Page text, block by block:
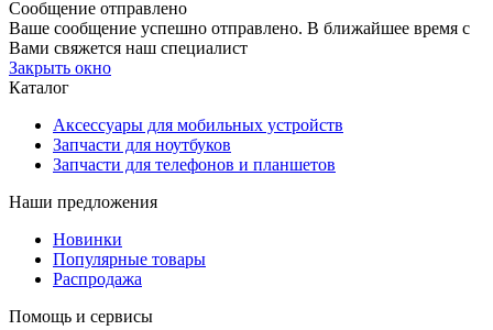
Сообщение отправлено
Ваше сообщение успешно отправлено. В ближайшее время с
Вами свяжется наш специалист
Закрыть окно
Каталог
Аксессуары для мобильных устройств
Запчасти для ноутбуков
Запчасти для телефонов и планшетов
Наши предложения
Новинки
Популярные товары
Распродажа
Помощь и сервисы